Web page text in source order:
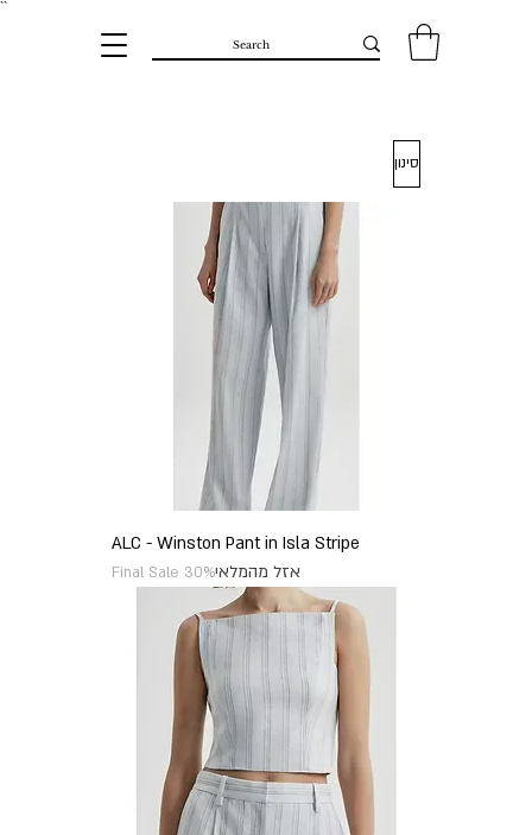
``​
סינון
ALC - Winston Pant in Isla Stripe
אזל מהמלאיFinal Sale 30%